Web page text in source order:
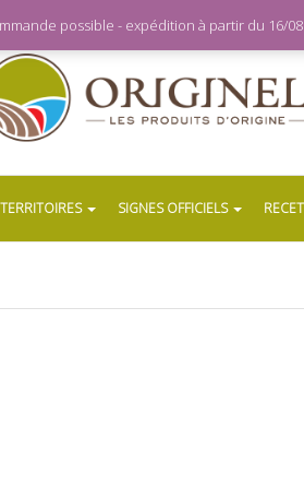
SIGNES OFFICIELS
possible - expédition à partir du 16/